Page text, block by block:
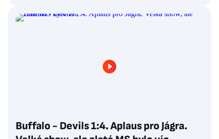
Buffalo - Devils 1:4. Aplaus pro Jágra.